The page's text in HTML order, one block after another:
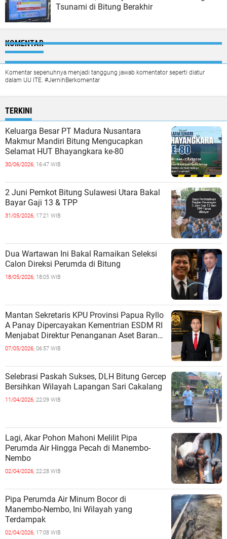
Tsunami di Bitung Berakhir
KOMENTAR
Komentar sepenuhnya menjadi tanggung jawab komentator seperti diatur
dalam UU ITE. #JernihBerkomentar
TERKINI
Keluarga Besar PT Madura Nusantara
Makmur Mandiri Bitung Mengucapkan
Selamat HUT Bhayangkara ke-80
30/06/2026, 16:47 WIB
2 Juni Pemkot Bitung Sulawesi Utara Bakal
Bayar Gaji 13 & TPP
31/05/2026, 17:21 WIB
Dua Wartawan Ini Bakal Ramaikan Seleksi
Calon Direksi Perumda di Bitung
18/05/2026, 18:05 WIB
Mantan Sekretaris KPU Provinsi Papua Ryllo
A Panay Dipercayakan Kementrian ESDM RI
Menjabat Direktur Penanganan Aset Barang
Bukti
07/05/2026, 06:57 WIB
Selebrasi Paskah Sukses, DLH Bitung Gercep
Bersihkan Wilayah Lapangan Sari Cakalang
11/04/2026, 22:09 WIB
Lagi, Akar Pohon Mahoni Melilit Pipa
Perumda Air Hingga Pecah di Manembo-
Nembo
02/04/2026, 22:28 WIB
Pipa Perumda Air Minum Bocor di
Manembo-Nembo, Ini Wilayah yang
Terdampak
02/04/2026, 17:08 WIB